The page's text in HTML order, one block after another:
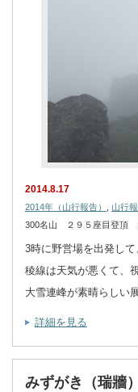
2014.8.17
2014年（山行報告）
山行
300名山 ２９５座目登頂
3時に野営場を出発し
稜線は天気が悪くて、
大雪連峰が素晴らし
詳細を見る
みずがき（瑞牆